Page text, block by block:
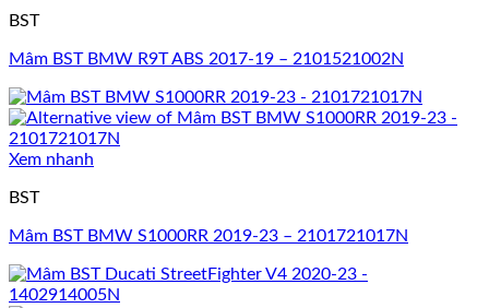
BST
Mâm BST BMW R9T ABS 2017-19 – 2101521002N
Xem nhanh
BST
Mâm BST BMW S1000RR 2019-23 – 2101721017N